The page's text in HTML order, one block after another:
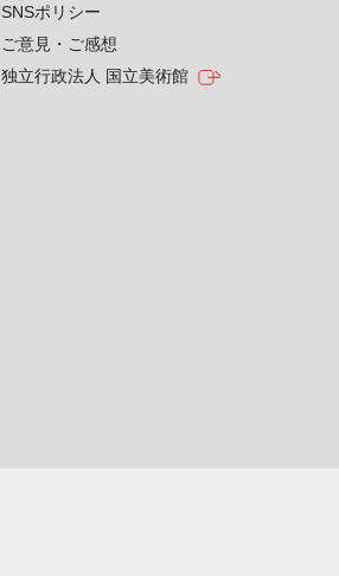
SNSポリシー
ご意見・ご感想
独立行政法人 国立美術館